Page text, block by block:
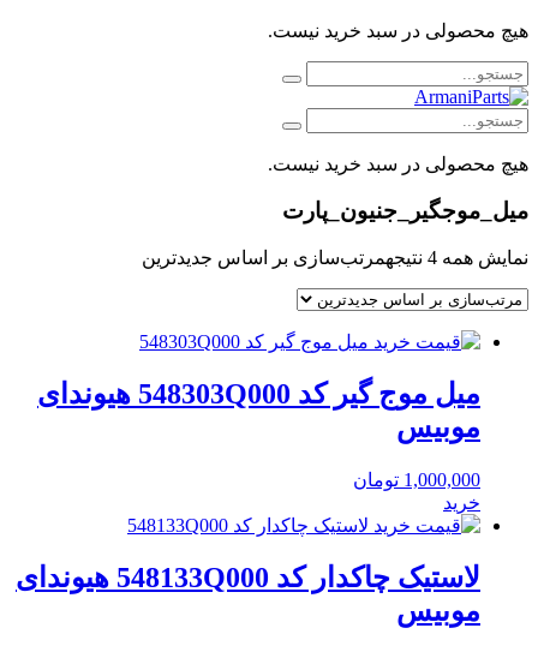
هیچ محصولی در سبد خرید نیست.
هیچ محصولی در سبد خرید نیست.
میل_موجگیر_جنیون_پارت
نمایش همه 4 نتیجه مرتب‌سازی بر اساس جدیدترین
میل موج گیر کد 548303Q000 هیوندای
موبیس
1,000,000 تومان
خرید
لاستیک چاکدار کد 548133Q000 هیوندای
موبیس